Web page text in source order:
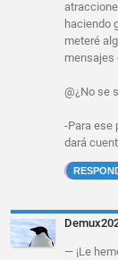
haciendo
meteré
mensajes
@¿No se
-Para ese
dará
— ¡Le